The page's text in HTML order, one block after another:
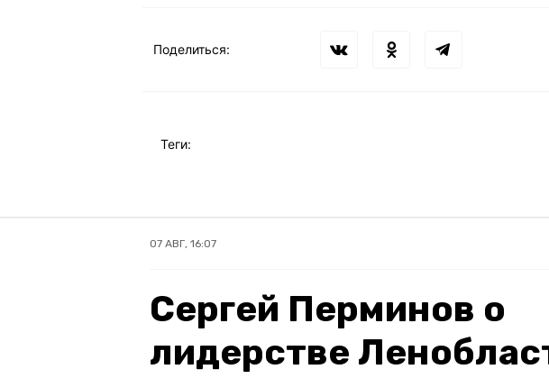
Поделиться:
Теги:
07 АВГ, 16:07
Сергей Перминов о
лидерстве